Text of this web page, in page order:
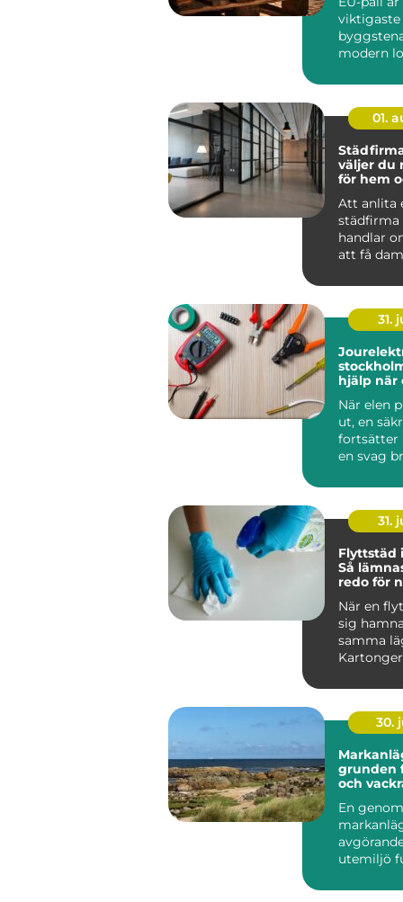
viktigaste
modern
lastpall
01.
Städfirma
väljer du
för hem
Att anlita
städfirma
handlar
att få
det mer
31.
stockholm
hjälp när
När elen
ut, en
fortsätter
en svag
31.
Flyttstäd
Så
redo för
När en
sig
samma
Kartonger
30.
grunden
och
En
utemiljö
det hand...